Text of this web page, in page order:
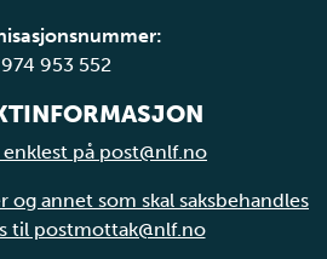
974 953 552
enklest på post@nlf.no
og annet som skal saksbehandles
til postmottak@nlf.no